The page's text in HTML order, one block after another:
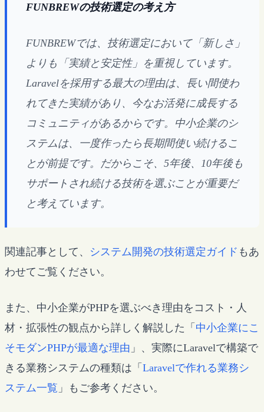
FUNBREWの技術選定の考え方
FUNBREWでは、技術選定において「新しさ」
よりも「実績と安定性」を重視しています。
Laravelを採用する最大の理由は、長い間使わ
れてきた実績があり、今なお活発に成長する
コミュニティがあるからです。中小企業のシ
ステムは、一度作ったら長期間使い続けるこ
とが前提です。だからこそ、5年後、10年後も
サポートされ続ける技術を選ぶことが重要だ
と考えています。
関連記事として、 システム開発の技術選定ガイド もあ
わせてご覧ください。
また、中小企業がPHPを選ぶべき理由をコスト・人
材・拡張性の観点から詳しく解説した「 中小企業にこ
そモダンPHPが最適な理由 」、実際にLaravelで構築で
きる業務システムの種類は「 Laravelで作れる業務シ
ステム一覧 」もご参考ください。